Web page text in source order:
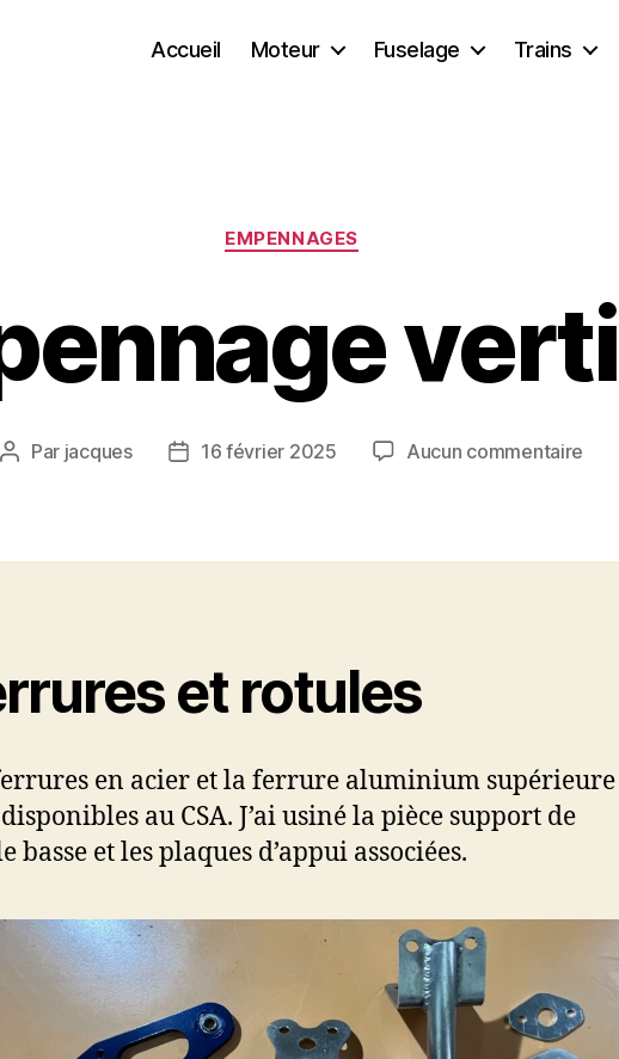
Accueil Moteur Fuselage Trains
Catégories
EMPENNAGES
Auteur
Par jacques
Date16 février 2025 Aucun commentaire
et rotules
en acier et la ferrure aluminium supérieure
au CSA. J’ai usiné la pièce support de
basse et les plaques d’appui associées.